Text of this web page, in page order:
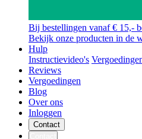
Bij bestellingen vanaf € 15,-
Bekijk onze producten in de
Hulp
Instructievideo's
Reviews
Vergoedingen
Blog
Over ons
Inloggen
Contact